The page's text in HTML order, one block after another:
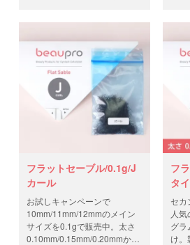
フラットセーブル/0.1g/J
カール
お試しキャンペーンで
10mm/11mm/12mmのメイン
サイズを0.1gで販売中。太さ
0.10mm/0.15mm/0.20mmから
フ
タ
セ
人
グラ
け。